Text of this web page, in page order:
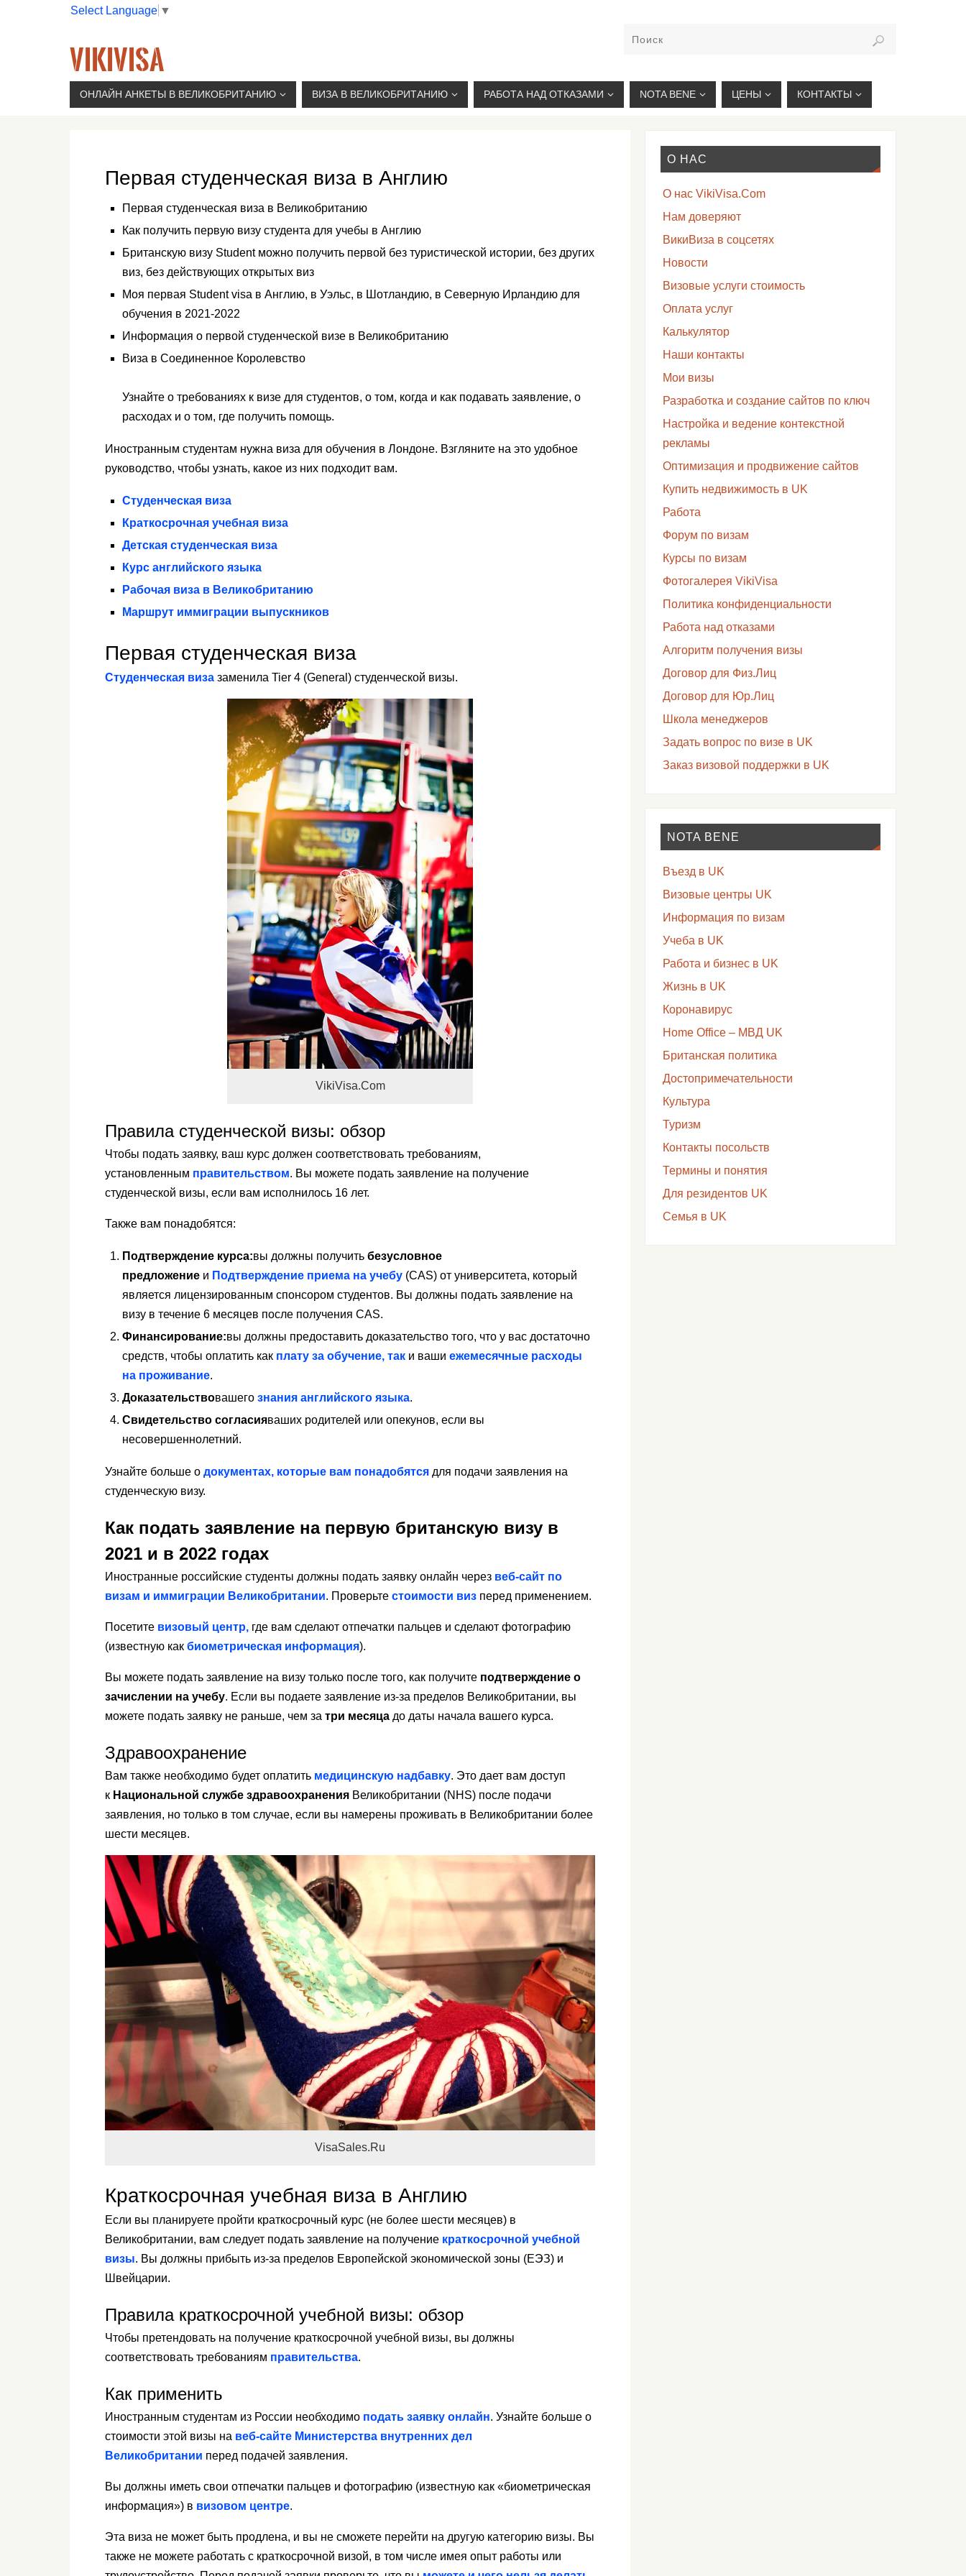
Select Language ▼
VIKIVISA
Г. МОСКВА, 2-Й СЫРОМЯТНИЧЕСКИЙ ПЕР., 11, М. КУРСКАЯ, +7(926)734-03-33, +7(926)274-03-33, VISA@VIKIVISA.RU
ОНЛАЙН АНКЕТЫ В ВЕЛИКОБРИТАНИЮ ВИЗА В ВЕЛИКОБРИТАНИЮ РАБОТА НАД ОТКАЗАМИ NOTA BENE ЦЕНЫ КОНТАКТЫ
Первая студенческая виза в Англию
Первая студенческая виза в Великобританию
Как получить первую визу студента для учебы в Англию
Британскую визу Student можно получить первой без туристической истории, без других
виз, без действующих открытых виз
Моя первая Student visa в Англию, в Уэльс, в Шотландию, в Северную Ирландию для
обучения в 2021-2022
Информация о первой студенческой визе в Великобританию
Виза в Соединенное Королевство
Узнайте о требованиях к визе для студентов, о том, когда и как подавать заявление, о
расходах и о том, где получить помощь.
Иностранным студентам нужна виза для обучения в Лондоне. Взгляните на это удобное
руководство, чтобы узнать, какое из них подходит вам.
Студенческая виза
Краткосрочная учебная виза
Детская студенческая виза
Курс английского языка
Рабочая виза в Великобританию
Маршрут иммиграции выпускников
Первая студенческая виза
Студенческая виза заменила Tier 4 (General) студенческой визы.
VikiVisa.Com
Правила студенческой визы: обзор
Чтобы подать заявку, ваш курс должен соответствовать требованиям,
установленным правительством. Вы можете подать заявление на получение
студенческой визы, если вам исполнилось 16 лет.
Также вам понадобятся:
Подтверждение курса:вы должны получить безусловное
предложение и Подтверждение приема на учебу (CAS) от университета, который
является лицензированным спонсором студентов. Вы должны подать заявление на
визу в течение 6 месяцев после получения CAS.
Финансирование:вы должны предоставить доказательство того, что у вас достаточно
средств, чтобы оплатить как плату за обучение, так и ваши ежемесячные расходы
на проживание.
Доказательствовашего знания английского языка.
Свидетельство согласияваших родителей или опекунов, если вы
несовершеннолетний.
Узнайте больше о документах, которые вам понадобятся для подачи заявления на
студенческую визу.
Как подать заявление на первую британскую визу в
2021 и в 2022 годах
Иностранные российские студенты должны подать заявку онлайн через веб-сайт по
визам и иммиграции Великобритании. Проверьте стоимости виз перед применением.
Посетите визовый центр, где вам сделают отпечатки пальцев и сделают фотографию
(известную как биометрическая информация).
Вы можете подать заявление на визу только после того, как получите подтверждение о
зачислении на учебу. Если вы подаете заявление из-за пределов Великобритании, вы
можете подать заявку не раньше, чем за три месяца до даты начала вашего курса.
Здравоохранение
Вам также необходимо будет оплатить медицинскую надбавку. Это дает вам доступ
к Национальной службе здравоохранения Великобритании (NHS) после подачи
заявления, но только в том случае, если вы намерены проживать в Великобритании более
шести месяцев.
VisaSales.Ru
Краткосрочная учебная виза в Англию
Если вы планируете пройти краткосрочный курс (не более шести месяцев) в
Великобритании, вам следует подать заявление на получение краткосрочной учебной
визы. Вы должны прибыть из-за пределов Европейской экономической зоны (ЕЭЗ) и
Швейцарии.
Правила краткосрочной учебной визы: обзор
Чтобы претендовать на получение краткосрочной учебной визы, вы должны
соответствовать требованиям правительства.
Как применить
Иностранным студентам из России необходимо подать заявку онлайн. Узнайте больше о
стоимости этой визы на веб-сайте Министерства внутренних дел
Великобритании перед подачей заявления.
Вы должны иметь свои отпечатки пальцев и фотографию (известную как «биометрическая
информация») в визовом центре.
Эта виза не может быть продлена, и вы не сможете перейти на другую категорию визы. Вы
также не можете работать с краткосрочной визой, в том числе имея опыт работы или
О НАС
О нас VikiVisa.Com
Нам доверяют
ВикиВиза в соцсетях
Новости
Визовые услуги стоимость
Оплата услуг
Калькулятор
Наши контакты
Мои визы
Разработка и создание сайтов по ключ
Настройка и ведение контекстной
рекламы
Оптимизация и продвижение сайтов
Купить недвижимость в UK
Работа
Форум по визам
Курсы по визам
Фотогалерея VikiVisa
Политика конфиденциальности
Работа над отказами
Алгоритм получения визы
Договор для Физ.Лиц
Договор для Юр.Лиц
Школа менеджеров
Задать вопрос по визе в UK
Заказ визовой поддержки в UK
NOTA BENE
Въезд в UK
Визовые центры UK
Информация по визам
Учеба в UK
Работа и бизнес в UK
Жизнь в UK
Коронавирус
Home Office – МВД UK
Британская политика
Достопримечательности
Культура
Туризм
Контакты посольств
Термины и понятия
Для резидентов UK
Семья в UK